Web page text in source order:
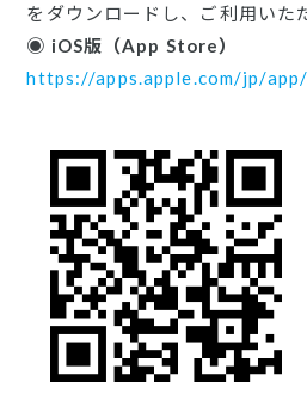
をダウンロードし、ご利用いた
◉ iOS版（App Store）
https://apps.apple.com/jp/